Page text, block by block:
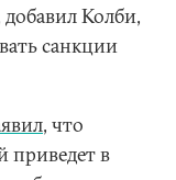
Колби,
санкции
, что
приведет в